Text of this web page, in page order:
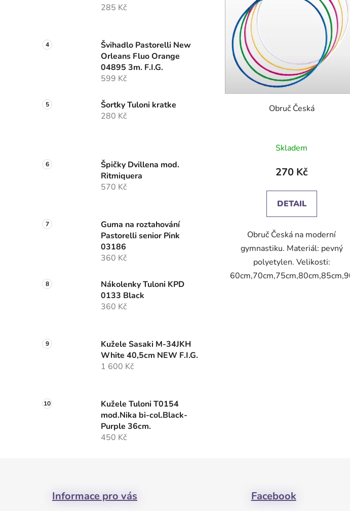
285 Kč
Švihadlo Pastorelli New
Orleans Fluo Orange
04895 3m. F.I.G.
599 Kč
Šortky Tuloni kratke
280 Kč
Špičky Dvillena mod.
Ritmiquera
570 Kč
Guma na roztahování
Pastorelli senior Pink
03186
360 Kč
Nákolenky Tuloni KPD
0133 Black
360 Kč
Kužele Sasaki M-34JKH
White 40,5cm NEW F.I.G.
1 600 Kč
Kužele Tuloni T0154
mod.Nika bi-col.Black-
Purple 36cm.
450 Kč
Obruč Česká
hodnocení
produktu
3,7
z
hvězdiček.
Skladem
270 Kč
DETAIL
Obruč Česká na moderní
gymnastiku. Materiál: pevný
polyetylen. Velikosti:
Informace pro vás Facebook